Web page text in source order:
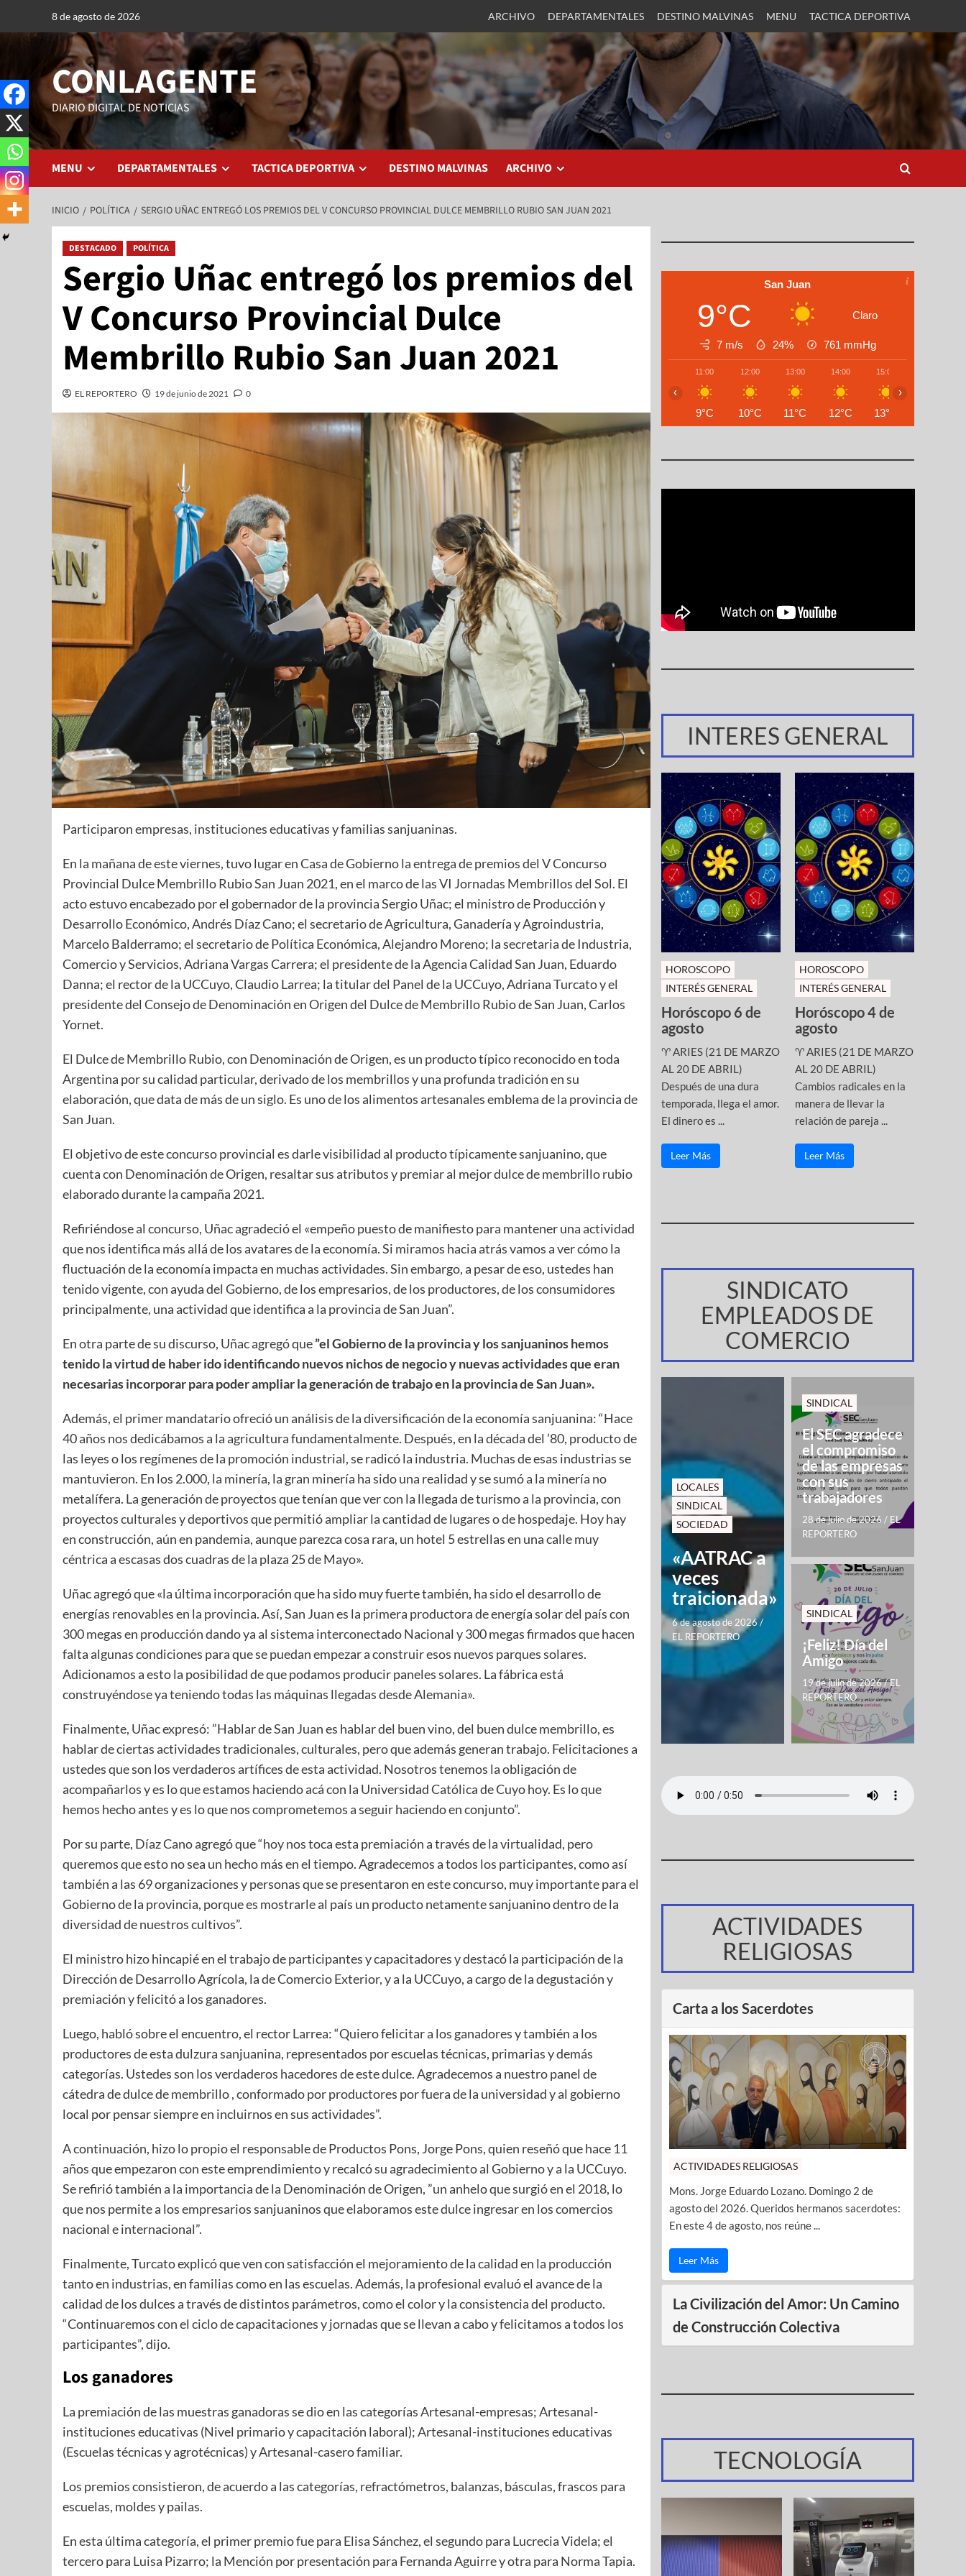
8 de agosto de 2026 ARCHIVO DEPARTAMENTALES DESTINO MALVINAS MENU TACTICA DEPORTIVA
CONLAGENTE
DIARIO DIGITAL DE NOTICIAS
MENU DEPARTAMENTALES TACTICA DEPORTIVA DESTINO MALVINAS ARCHIVO
INICIO POLÍTICA SERGIO UÑAC ENTREGÓ LOS PREMIOS DEL V CONCURSO PROVINCIAL DULCE MEMBRILLO RUBIO SAN JUAN 2021
DESTACADO POLÍTICA
Sergio Uñac entregó los premios del
V Concurso Provincial Dulce
Membrillo Rubio San Juan 2021
EL REPORTERO 19 de junio de 2021 0
Participaron empresas, instituciones educativas y familias sanjuaninas.
En la mañana de este viernes, tuvo lugar en Casa de Gobierno la entrega de premios del V Concurso
Provincial Dulce Membrillo Rubio San Juan 2021, en el marco de las VI Jornadas Membrillos del Sol. El
acto estuvo encabezado por el gobernador de la provincia Sergio Uñac; el ministro de Producción y
Desarrollo Económico, Andrés Díaz Cano; el secretario de Agricultura, Ganadería y Agroindustria,
Marcelo Balderramo; el secretario de Política Económica, Alejandro Moreno; la secretaria de Industria,
Comercio y Servicios, Adriana Vargas Carrera; el presidente de la Agencia Calidad San Juan, Eduardo
Danna; el rector de la UCCuyo, Claudio Larrea; la titular del Panel de la UCCuyo, Adriana Turcato y el
presidente del Consejo de Denominación en Origen del Dulce de Membrillo Rubio de San Juan, Carlos
Yornet.
El Dulce de Membrillo Rubio, con Denominación de Origen, es un producto típico reconocido en toda
Argentina por su calidad particular, derivado de los membrillos y una profunda tradición en su
elaboración, que data de más de un siglo. Es uno de los alimentos artesanales emblema de la provincia de
San Juan.
El objetivo de este concurso provincial es darle visibilidad al producto típicamente sanjuanino, que
cuenta con Denominación de Origen, resaltar sus atributos y premiar al mejor dulce de membrillo rubio
elaborado durante la campaña 2021.
Refiriéndose al concurso, Uñac agradeció el «empeño puesto de manifiesto para mantener una actividad
que nos identifica más allá de los avatares de la economía. Si miramos hacia atrás vamos a ver cómo la
fluctuación de la economía impacta en muchas actividades. Sin embargo, a pesar de eso, ustedes han
tenido vigente, con ayuda del Gobierno, de los empresarios, de los productores, de los consumidores
principalmente, una actividad que identifica a la provincia de San Juan”.
En otra parte de su discurso, Uñac agregó que”el Gobierno de la provincia y los sanjuaninos hemos
tenido la virtud de haber ido identificando nuevos nichos de negocio y nuevas actividades que eran
necesarias incorporar para poder ampliar la generación de trabajo en la provincia de San Juan».
Además, el primer mandatario ofreció un análisis de la diversificación de la economía sanjuanina: “Hace
40 años nos dedicábamos a la agricultura fundamentalmente. Después, en la década del ’80, producto de
las leyes o los regímenes de la promoción industrial, se radicó la industria. Muchas de esas industrias se
mantuvieron. En los 2.000, la minería, la gran minería ha sido una realidad y se sumó a la minería no
metalífera. La generación de proyectos que tenían que ver con la llegada de turismo a la provincia, con
proyectos culturales y deportivos que permitió ampliar la cantidad de lugares o de hospedaje. Hoy hay
en construcción, aún en pandemia, aunque parezca cosa rara, un hotel 5 estrellas en una calle muy
céntrica a escasas dos cuadras de la plaza 25 de Mayo».
Uñac agregó que «la última incorporación que ha sido muy fuerte también, ha sido el desarrollo de
energías renovables en la provincia. Así, San Juan es la primera productora de energía solar del país con
300 megas en producción dando ya al sistema interconectado Nacional y 300 megas firmados que hacen
falta algunas condiciones para que se puedan empezar a construir esos nuevos parques solares.
Adicionamos a esto la posibilidad de que podamos producir paneles solares. La fábrica está
construyéndose ya teniendo todas las máquinas llegadas desde Alemania».
Finalmente, Uñac expresó: ”Hablar de San Juan es hablar del buen vino, del buen dulce membrillo, es
hablar de ciertas actividades tradicionales, culturales, pero que además generan trabajo. Felicitaciones a
ustedes que son los verdaderos artífices de esta actividad. Nosotros tenemos la obligación de
acompañarlos y es lo que estamos haciendo acá con la Universidad Católica de Cuyo hoy. Es lo que
hemos hecho antes y es lo que nos comprometemos a seguir haciendo en conjunto”.
Por su parte, Díaz Cano agregó que “hoy nos toca esta premiación a través de la virtualidad, pero
queremos que esto no sea un hecho más en el tiempo. Agradecemos a todos los participantes, como así
también a las 69 organizaciones y personas que se presentaron en este concurso, muy importante para el
Gobierno de la provincia, porque es mostrarle al país un producto netamente sanjuanino dentro de la
diversidad de nuestros cultivos”.
El ministro hizo hincapié en el trabajo de participantes y capacitadores y destacó la participación de la
Dirección de Desarrollo Agrícola, la de Comercio Exterior, y a la UCCuyo, a cargo de la degustación y
premiación y felicitó a los ganadores.
Luego, habló sobre el encuentro, el rector Larrea: “Quiero felicitar a los ganadores y también a los
productores de esta dulzura sanjuanina, representados por escuelas técnicas, primarias y demás
categorías. Ustedes son los verdaderos hacedores de este dulce. Agradecemos a nuestro panel de
cátedra de dulce de membrillo , conformado por productores por fuera de la universidad y al gobierno
local por pensar siempre en incluirnos en sus actividades”.
A continuación, hizo lo propio el responsable de Productos Pons, Jorge Pons, quien reseñó que hace 11
años que empezaron con este emprendimiento y recalcó su agradecimiento al Gobierno y a la UCCuyo.
Se refirió también a la importancia de la Denominación de Origen, ”un anhelo que surgió en el 2018, lo
que nos permite a los empresarios sanjuaninos que elaboramos este dulce ingresar en los comercios
nacional e internacional”.
Finalmente, Turcato explicó que ven con satisfacción el mejoramiento de la calidad en la producción
tanto en industrias, en familias como en las escuelas. Además, la profesional evaluó el avance de la
calidad de los dulces a través de distintos parámetros, como el color y la consistencia del producto.
“Continuaremos con el ciclo de capacitaciones y jornadas que se llevan a cabo y felicitamos a todos los
participantes”, dijo.
Los ganadores
La premiación de las muestras ganadoras se dio en las categorías Artesanal-empresas; Artesanal-
instituciones educativas (Nivel primario y capacitación laboral); Artesanal-instituciones educativas
(Escuelas técnicas y agrotécnicas) y Artesanal-casero familiar.
Los premios consistieron, de acuerdo a las categorías, refractómetros, balanzas, básculas, frascos para
escuelas, moldes y pailas.
En esta última categoría, el primer premio fue para Elisa Sánchez, el segundo para Lucrecia Videla; el
tercero para Luisa Pizarro; la Mención por presentación para Fernanda Aguirre y otra para Norma Tapia.
San Juan
9°C Claro
7 m/s 24% 761 mmHg
11:00
9°C
12:00
10°C
13:00
11°C
14:00
12°C
15:00
13°C
‹ ›
INTERES GENERAL
HOROSCOPO
INTERÉS GENERAL
Horóscopo 6 de
agosto
♈ ARIES (21 DE MARZO
AL 20 DE ABRIL)
Después de una dura
temporada, llega el amor.
El dinero es ...
Leer Más
HOROSCOPO
INTERÉS GENERAL
Horóscopo 4 de
agosto
♈ ARIES (21 DE MARZO
AL 20 DE ABRIL)
Cambios radicales en la
manera de llevar la
relación de pareja ...
Leer Más
SINDICATO
EMPLEADOS DE
COMERCIO
LOCALES
SINDICAL
SOCIEDAD
«AATRAC a
veces
traicionada»
6 de agosto de 2026/
EL REPORTERO
SINDICAL
El SEC agradece
el compromiso
de las empresas
con sus
trabajadores
28 de julio de 2026 / EL
REPORTERO
SINDICAL
¡Feliz! Día del
Amigo
19 de julio de 2026/EL
REPORTERO
ACTIVIDADES
RELIGIOSAS
Carta a los Sacerdotes
ACTIVIDADES RELIGIOSAS
Mons. Jorge Eduardo Lozano. Domingo 2 de
agosto del 2026. Queridos hermanos sacerdotes:
En este 4 de agosto, nos reúne ...
Leer Más
La Civilización del Amor: Un Camino
de Construcción Colectiva
TECNOLOGÍA